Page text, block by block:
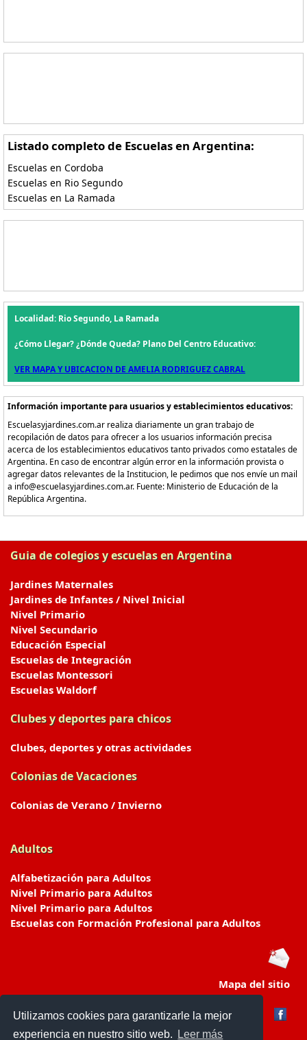
Utilizamos cookies para garantizarle la mejor
experiencia en nuestro sitio web.
Leer más
Listado completo de Escuelas en Argentina:
Escuelas en Cordoba
Escuelas en Rio Segundo
Escuelas en La Ramada
Localidad: Rio Segundo, La Ramada
¿Cómo Llegar? ¿Dónde Queda? Plano Del Centro Educativo:
VER MAPA Y UBICACION DE AMELIA RODRIGUEZ CABRAL
Información importante para usuarios y establecimientos educativos:
Escuelasyjardines.com.ar realiza diariamente un gran trabajo de
recopilación de datos para ofrecer a los usuarios información precisa
acerca de los establecimientos educativos tanto privados como estatales de
Argentina. En caso de encontrar algún error en la información provista o
agregar datos relevantes de la Institucion, le pedimos que nos envíe un mail
a info@escuelasyjardines.com.ar. Fuente: Ministerio de Educación de la
República Argentina.
Guia de colegios y escuelas en Argentina
Jardines Maternales
Jardines de Infantes / Nivel Inicial
Nivel Primario
Nivel Secundario
Educación Especial
Escuelas de Integración
Escuelas Montessori
Escuelas Waldorf
Clubes y deportes para chicos
Clubes, deportes y otras actividades
Colonias de Vacaciones
Colonias de Verano / Invierno
Adultos
Alfabetización para Adultos
Nivel Primario para Adultos
Nivel Primario para Adultos
Escuelas con Formación Profesional para Adultos
Mapa del sitio